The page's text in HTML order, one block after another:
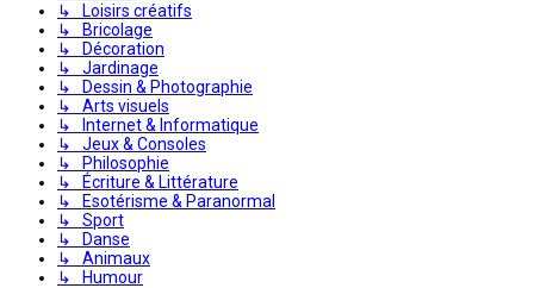
↳ Loisirs créatifs
↳ Bricolage
↳ Décoration
↳ Jardinage
↳ Dessin & Photographie
↳ Arts visuels
↳ Internet & Informatique
↳ Jeux & Consoles
↳ Philosophie
↳ Écriture & Littérature
↳ Esotérisme & Paranormal
↳ Sport
↳ Danse
↳ Animaux
↳ Humour